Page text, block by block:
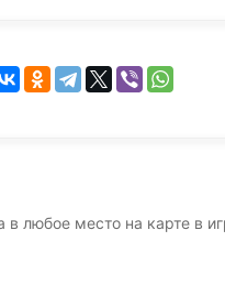
любое место на карте в